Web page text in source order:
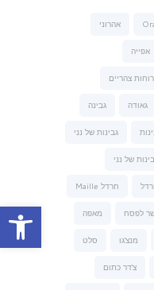
פתח סרגל נגישות
אהרוני
אפייה
צהריים
גאודה גבינה
גבינות של נני
של נני
חרדל Maille
לפסח מאפה
מנצ'גו סלט
צ'דר כתום